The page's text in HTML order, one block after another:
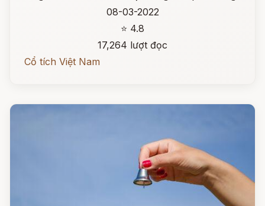
08-03-2022
⭐ 4.8
17,264 lượt đọc
Cổ tích Việt Nam